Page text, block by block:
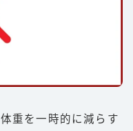
重を一時的に減らす